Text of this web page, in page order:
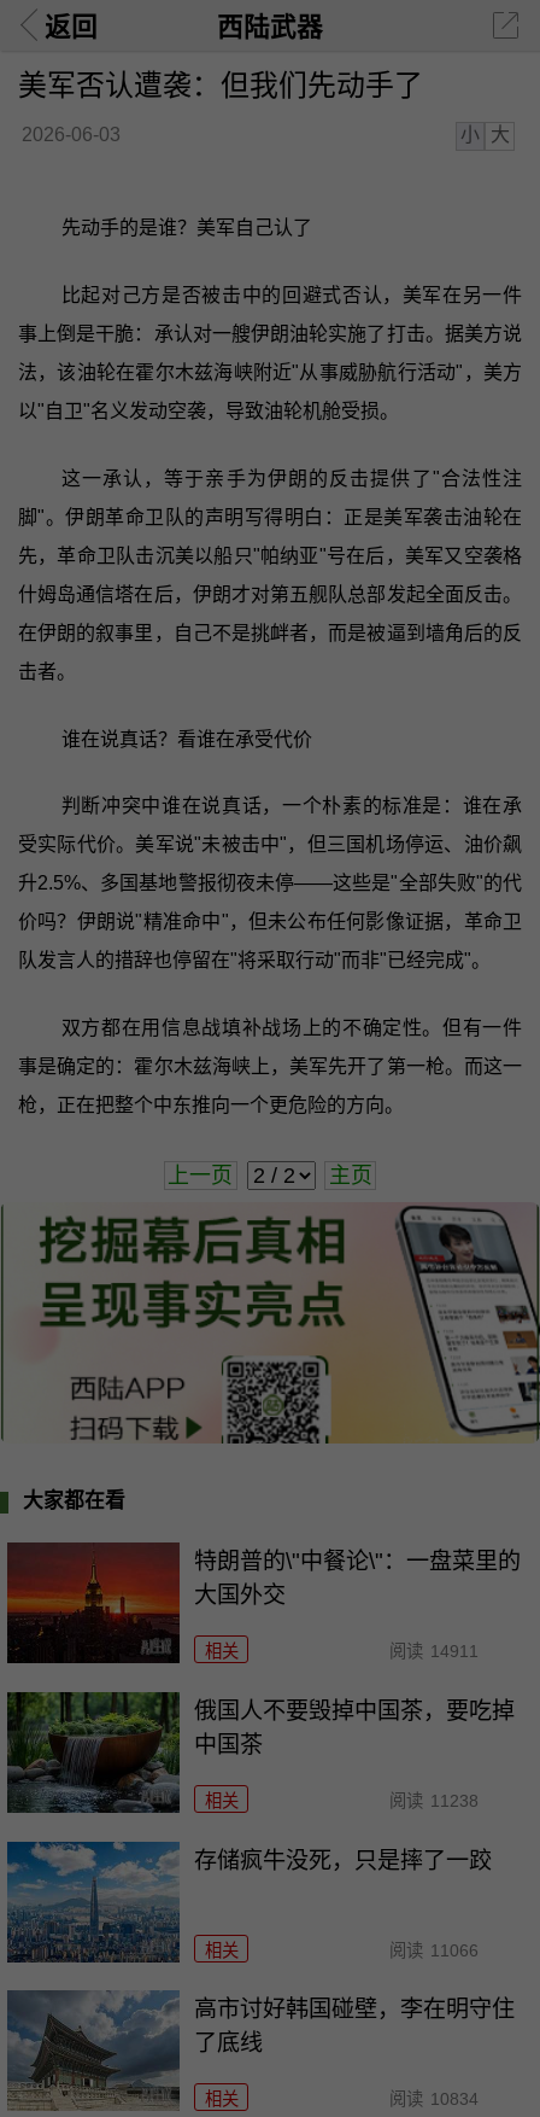
返回 西陆武器
美军否认遭袭：但我们先动手了
2026-06-03 小 大
先动手的是谁？美军自己认了
比起对己方是否被击中的回避式否认，美军在另一件
事上倒是干脆：承认对一艘伊朗油轮实施了打击。据美方说
法，该油轮在霍尔木兹海峡附近"从事威胁航行活动"，美方
以"自卫"名义发动空袭，导致油轮机舱受损。
这一承认，等于亲手为伊朗的反击提供了"合法性注
脚"。伊朗革命卫队的声明写得明白：正是美军袭击油轮在
先，革命卫队击沉美以船只"帕纳亚"号在后，美军又空袭格
什姆岛通信塔在后，伊朗才对第五舰队总部发起全面反击。
在伊朗的叙事里，自己不是挑衅者，而是被逼到墙角后的反
击者。
谁在说真话？看谁在承受代价
判断冲突中谁在说真话，一个朴素的标准是：谁在承
受实际代价。美军说"未被击中"，但三国机场停运、油价飙
升2.5%、多国基地警报彻夜未停——这些是"全部失败"的代
价吗？伊朗说"精准命中"，但未公布任何影像证据，革命卫
队发言人的措辞也停留在"将采取行动"而非"已经完成"。
双方都在用信息战填补战场上的不确定性。但有一件
事是确定的：霍尔木兹海峡上，美军先开了第一枪。而这一
枪，正在把整个中东推向一个更危险的方向。
上一页 主页
大家都在看
特朗普的\"中餐论\"：一盘菜里的
大国外交
相关 阅读 14911
俄国人不要毁掉中国茶，要吃掉
中国茶
相关 阅读 11238
存储疯牛没死，只是摔了一跤
相关 阅读 11066
高市讨好韩国碰壁，李在明守住
了底线
相关 阅读 10834